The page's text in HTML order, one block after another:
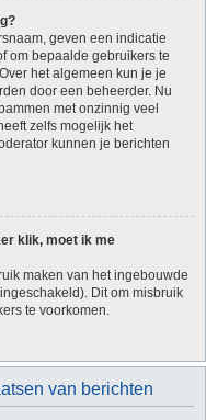
geven een indicatie
om bepaalde gebruikers te
het algemeen kun je je
door een beheerder. Nu
met onzinnig veel
zelfs mogelijk het
kunnen je berichten
klik, moet ik me
maken van het ingebouwde
Dit om misbruik
te voorkomen.
van berichten